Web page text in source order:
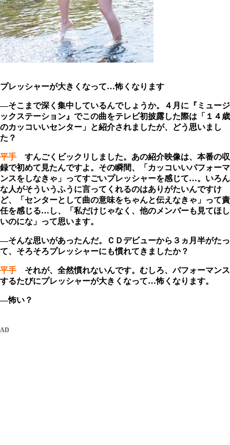
プレッシャーが大きくなって…怖くなります
―そこまで深く集中しているんでしょうか。４月に『ミュージ
ックステーション』でこの曲をテレビ初披露した際は「１４歳
のカッコいいセンター」と紹介されましたが、どう思いまし
た？
平手 すんごくビックリしました。あの紹介映像は、本番の収
録で初めて見たんですよ。その瞬間、「カッコいいパフォーマ
ンスをしなきゃ」ってすごいプレッシャーを感じて…。いろん
な人がそういうふうに言ってくれるのはありがたいんですけ
ど、「センターとして曲の意味をちゃんと伝えなきゃ」って責
任を感じる…し、「私だけじゃなく、他のメンバーも見てほし
いのにな」って思います。
―そんな思いがあったんだ。ＣＤデビューから３ヵ月半がたっ
て、そろそろプレッシャーにも慣れてきましたか？
平手 それが、全然慣れないんです。むしろ、パフォーマンス
するたびにプレッシャーが大きくなって…怖くなります。
―怖い？